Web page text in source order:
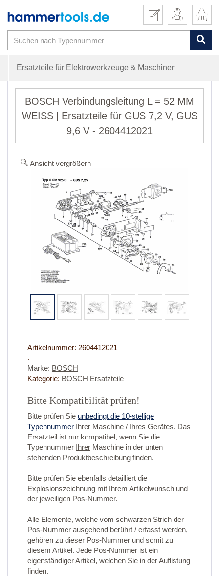
Ersatzteile für Elektrowerkzeuge & Maschinen
BOSCH Verbindungsleitung L = 52 MM
WEISS | Ersatzteile für GUS 7,2 V, GUS
9,6 V - 2604412021
Ansicht vergrößern
Artikelnummer: 2604412021
:
Marke: BOSCH
Kategorie: BOSCH Ersatzteile
Bitte Kompatibilität prüfen!
Bitte prüfen Sie unbedingt die 10-stellige
Typennummer Ihrer Maschine / Ihres Gerätes. Das
Ersatzteil ist nur kompatibel, wenn Sie die
Typennummer Ihrer Maschine in der unten
stehenden Produktbeschreibung finden.
Bitte prüfen Sie ebenfalls detailliert die
Explosionszeichnung mit Ihrem Artikelwunsch und
der jeweiligen Pos-Nummer.
Alle Elemente, welche vom schwarzen Strich der
Pos-Nummer ausgehend berührt / erfasst werden,
gehören zu dieser Pos-Nummer und somit zu
diesem Artikel. Jede Pos-Nummer ist ein
eigenständiger Artikel, welchen Sie in der Auflistung
finden.